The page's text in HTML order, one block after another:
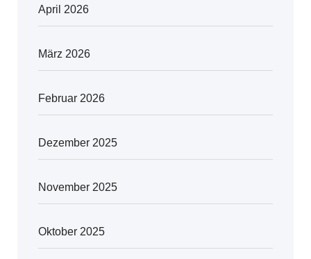
April 2026
März 2026
Februar 2026
Dezember 2025
November 2025
Oktober 2025